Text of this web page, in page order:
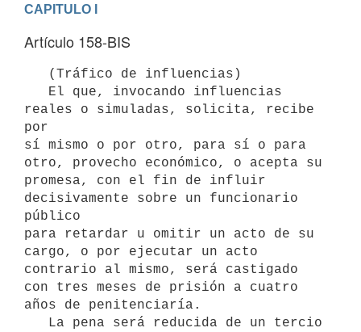
CAPITULO I
Artículo 158-BIS
reales o simuladas, solicita, recibe
por
sí mismo o por otro, para sí o para
otro, provecho económico, o acepta su
promesa, con el fin de influir
decisivamente sobre un funcionario
público
para retardar u omitir un acto de su
cargo, o por ejecutar un acto
contrario al mismo, será castigado
con tres meses de prisión a cuatro
años de penitenciaría.